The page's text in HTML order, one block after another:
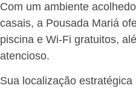
Com um ambiente
casais, a Pousada Mariá
piscina e Wi-Fi gratuitos,
atencioso.
Sua localização